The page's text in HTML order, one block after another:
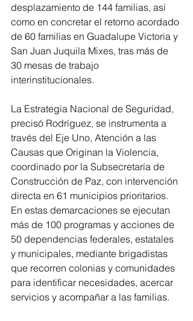
desplazamiento de 144 familias, así
como en concretar el retorno acordado
de 60 familias en Guadalupe Victoria y
San Juan Juquila Mixes, tras más de
30 mesas de trabajo
interinstitucionales.
La Estrategia Nacional de Seguridad,
precisó Rodríguez, se instrumenta a
través del Eje Uno, Atención a las
Causas que Originan la Violencia,
coordinado por la Subsecretaría de
Construcción de Paz, con intervención
directa en 61 municipios prioritarios.
En estas demarcaciones se ejecutan
más de 100 programas y acciones de
50 dependencias federales, estatales
y municipales, mediante brigadistas
que recorren colonias y comunidades
para identificar necesidades, acercar
servicios y acompañar a las familias.